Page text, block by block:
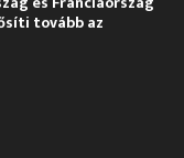
tovább az